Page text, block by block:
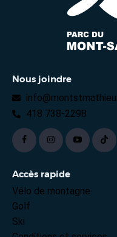
Nous joindre
418 738-2298
Accès rapide
Vélo de montagne
Golf
Ski